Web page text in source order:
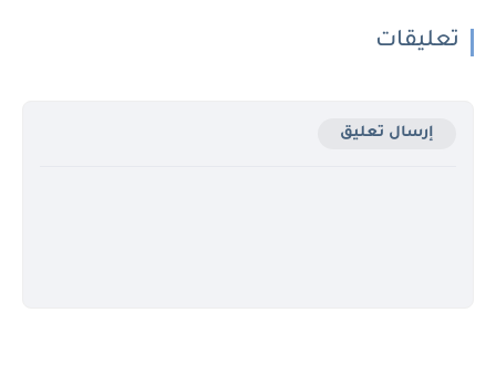
تعليقات
إرسال تعليق